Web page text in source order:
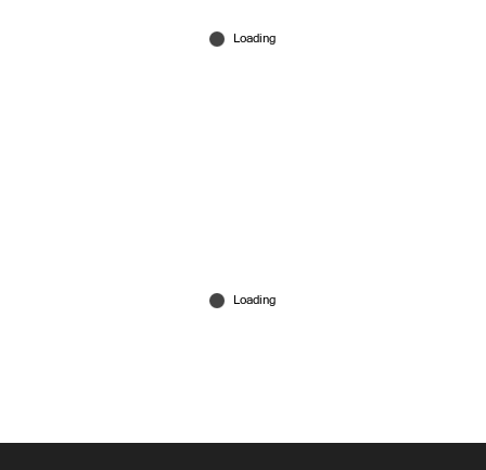
മുന്നൊരുക്കങ്ങളില്ലാതെ കേരളം